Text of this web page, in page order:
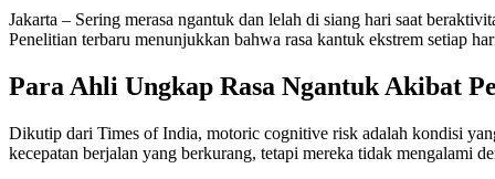
Jakarta – Sering merasa ngantuk dan lelah di siang hari saat
Penelitian terbaru menunjukkan bahwa rasa kantuk ekstrem setiap
Para Ahli Ungkap Rasa Ngantuk Akibat
Dikutip dari Times of India, motoric cognitive risk adalah kondisi
kecepatan berjalan yang berkurang, tetapi mereka tidak mengalami